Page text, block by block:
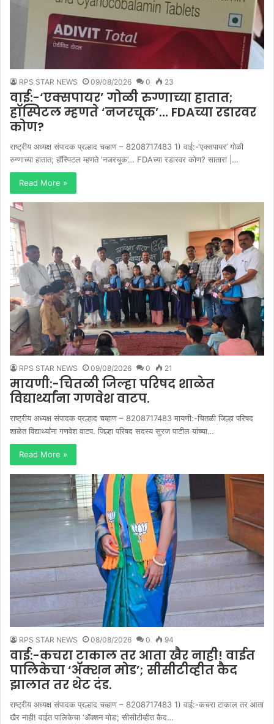
RPS STAR NEWS 09/08/2026 0 23
वाई:-‘एक्सपायर’ गोळी रुग्णाच्या हातात;
हॉस्पिटल म्हणते ‘नजरचूक’… FDAच्या रडारवर
कोण?
राष्ट्रीय अध्यक्ष संपादक प्रल्हाद चव्हाण – 8208717483 1) वाई:-‘एक्सपायर’ गोळी
रुग्णाच्या हातात; हॉस्पिटल म्हणते ‘नजरचूक’… FDAच्या रडारवर कोण? सातारा |…
Read More »
RPS STAR NEWS 09/08/2026 0 21
मायणी:-चितळी जिल्हा परिषद शाळेत
विद्यार्थ्यांना गणवेश वाटप.
राष्ट्रीय अध्यक्ष संपादक प्रल्हाद चव्हाण – 8208717483 मायणी:-चितळी जिल्हा परिषद
शाळेत विद्यार्थ्यांना गणवेश वाटप. जिल्हा परिषद सदस्य सुरज पाटील यांच्या…
Read More »
RPS STAR NEWS 08/08/2026 0 94
वाई:-कचरा टाकाल तर आता खैर नाही! वाईत
पालिकेचा ‘ॲक्शन मोड’; सीसीटीव्हीत कैद
झालात तर थेट दंड.
राष्ट्रीय अध्यक्ष संपादक प्रल्हाद चव्हाण – 8208717483 1) वाई:-कचरा टाकाल तर आता
खैर नाही! वाईत पालिकेचा ‘ॲक्शन मोड’; सीसीटीव्हीत कैद…